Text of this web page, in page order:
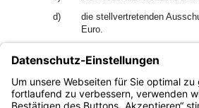
d)
die stellvertretenden
Euro.
2Satz 1 Buchst. c und d gelten
und stellvertretenden Vorsitzenden
Kommissionen, des
und der Datenschutzkommission.